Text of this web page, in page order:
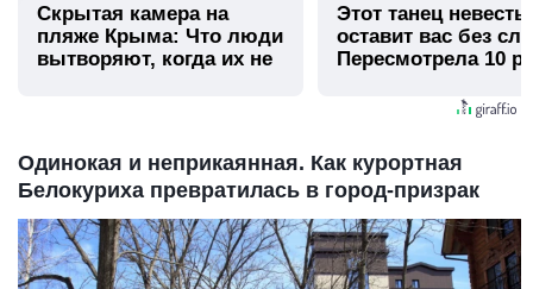
Скрытая камера на
пляже Крыма: Что люди
вытворяют, когда их не
Этот танец невесты
оставит вас без
Пересмотрела 10
Одинокая и неприкаянная. Как курортная
Белокуриха превратилась в город-призрак